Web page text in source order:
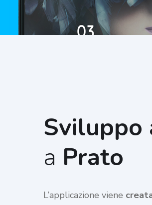
Sviluppo
a Prato
L’applicazione viene